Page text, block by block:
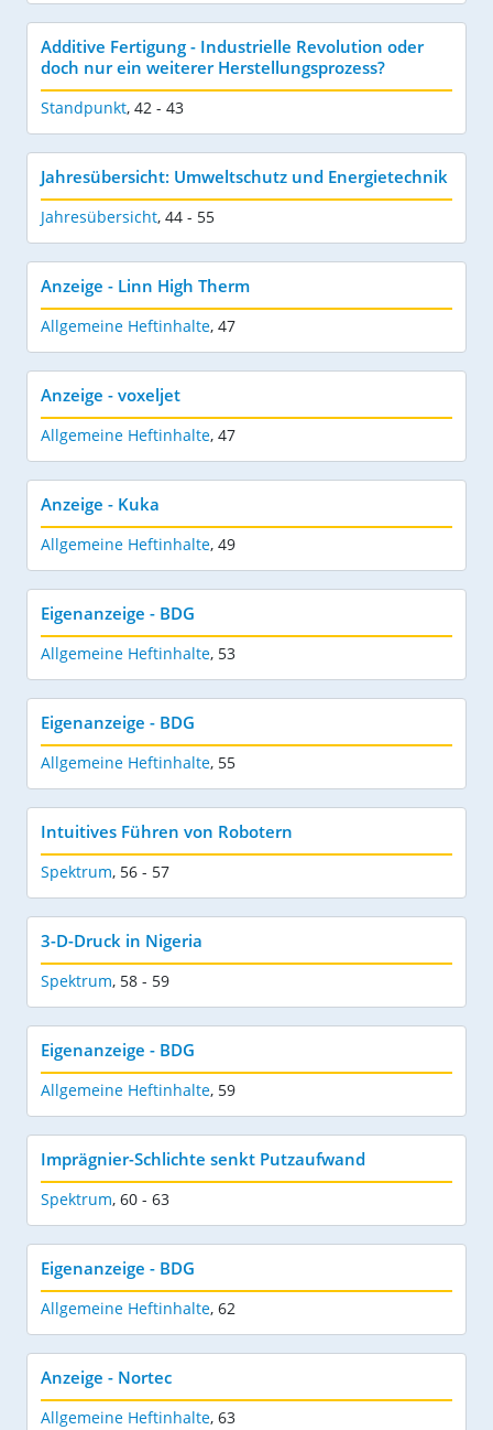
Additive Fertigung - Industrielle Revolution oder
doch nur ein weiterer Herstellungsprozess?
Standpunkt, 42 - 43
Jahresübersicht: Umweltschutz und Energietechnik
Jahresübersicht, 44 - 55
Anzeige - Linn High Therm
Allgemeine Heftinhalte, 47
Anzeige - voxeljet
Allgemeine Heftinhalte, 47
Anzeige - Kuka
Allgemeine Heftinhalte, 49
Eigenanzeige - BDG
Allgemeine Heftinhalte, 53
Eigenanzeige - BDG
Allgemeine Heftinhalte, 55
Intuitives Führen von Robotern
Spektrum, 56 - 57
3-D-Druck in Nigeria
Spektrum, 58 - 59
Eigenanzeige - BDG
Allgemeine Heftinhalte, 59
Imprägnier-Schlichte senkt Putzaufwand
Spektrum, 60 - 63
Eigenanzeige - BDG
Allgemeine Heftinhalte, 62
Anzeige - Nortec
Allgemeine Heftinhalte, 63